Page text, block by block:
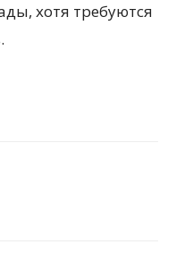
хотя требуются